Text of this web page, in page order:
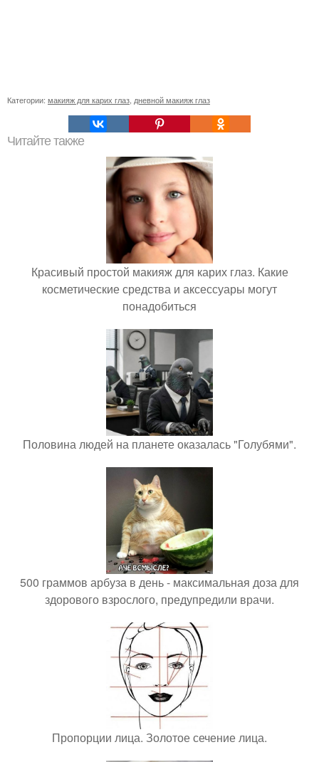
Категории: макияж для карих глаз дневной макияж глаз
Читайте также
Красивый простой макияж для карих глаз. Какие
косметические средства и аксессуары могут
понадобиться
Половина людей на планете оказалась "Голубями".
500 граммов арбуза в день - максимальная доза для
здорового взрослого, предупредили врачи.
Пропорции лица. Золотое сечение лица.